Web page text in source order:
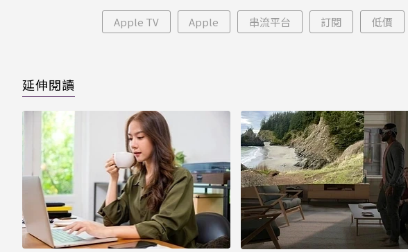
Apple TV Apple 串流平台 訂閱 低價
延伸閱讀